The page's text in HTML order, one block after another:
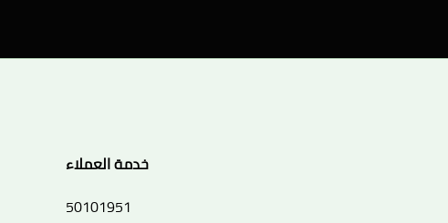
خدمة العملاء
50101951